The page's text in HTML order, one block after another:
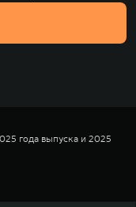
года выпуска и 2025
года выпуска и 2025